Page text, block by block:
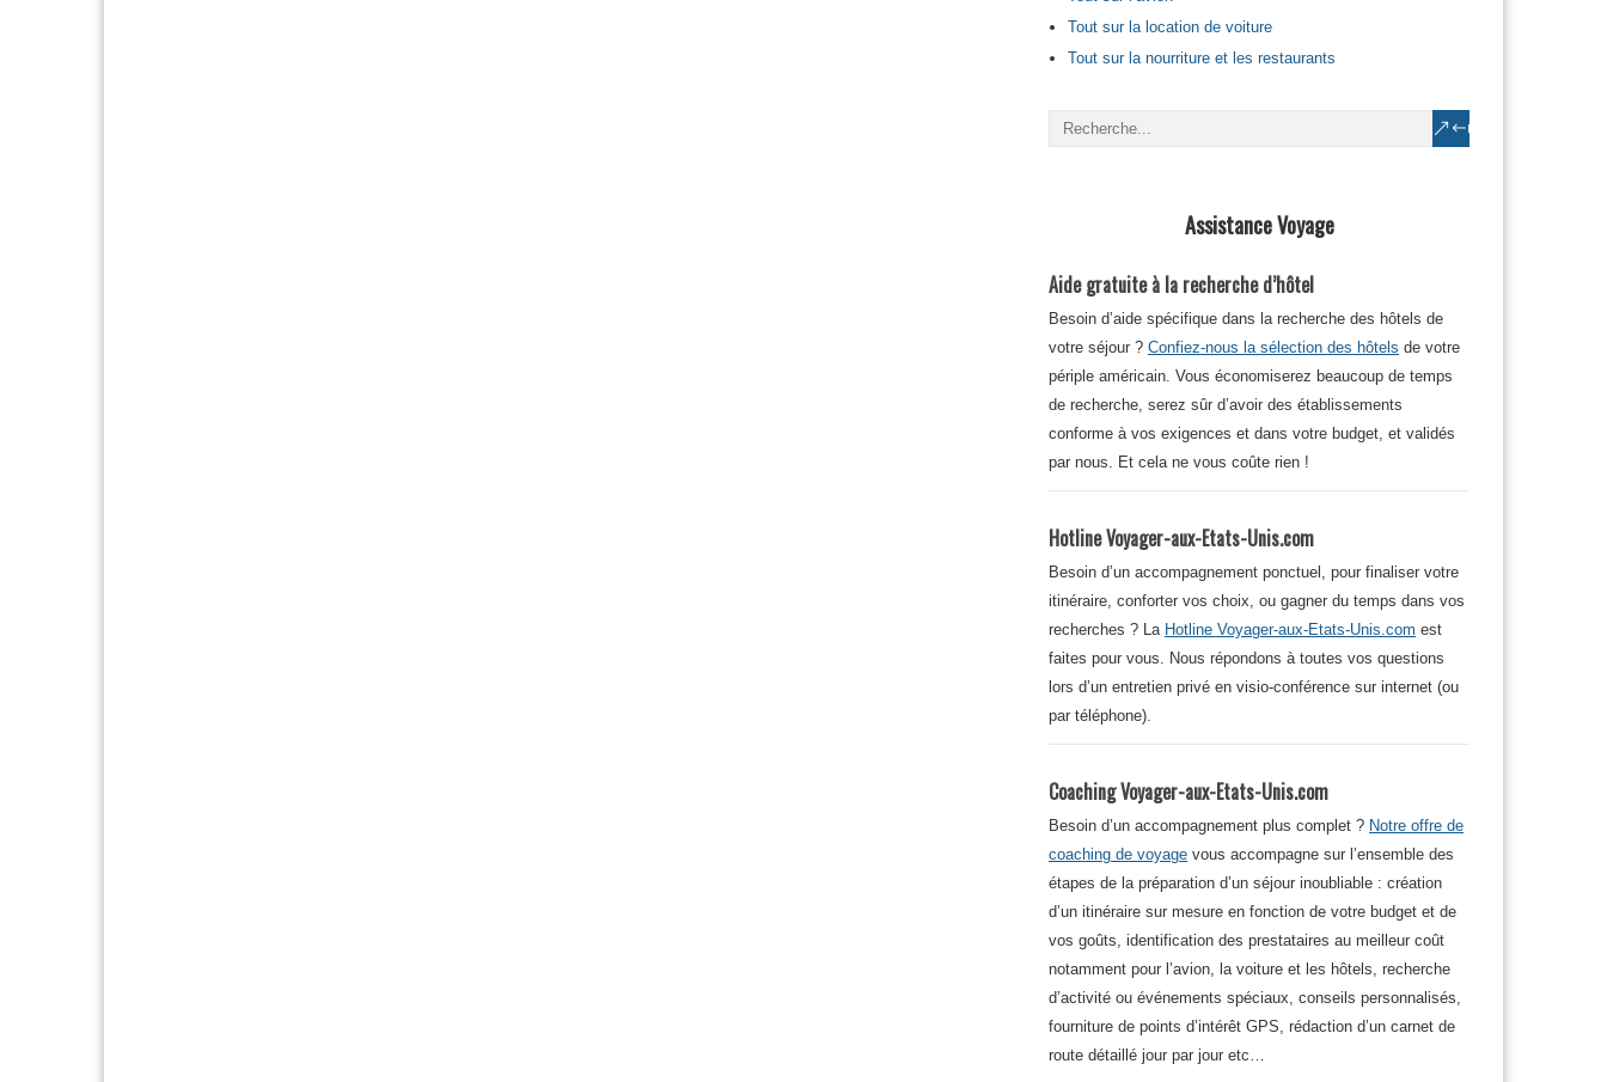
Tout sur la location de voiture
Tout sur la nourriture et les restaurants
Assistance Voyage
Aide gratuite à la recherche d’hôtel
Besoin d’aide spécifique dans la recherche des hôtels de
votre séjour ? Confiez-nous la sélection des hôtels de votre
périple américain. Vous économiserez beaucoup de temps
de recherche, serez sûr d’avoir des établissements
conforme à vos exigences et dans votre budget, et validés
par nous. Et cela ne vous coûte rien !
Hotline Voyager-aux-Etats-Unis.com
Besoin d’un accompagnement ponctuel, pour finaliser votre
itinéraire, conforter vos choix, ou gagner du temps dans vos
recherches ? La Hotline Voyager-aux-Etats-Unis.com est
faites pour vous. Nous répondons à toutes vos questions
lors d’un entretien privé en visio-conférence sur internet (ou
par téléphone).
Coaching Voyager-aux-Etats-Unis.com
Besoin d’un accompagnement plus complet ? Notre offre de
coaching de voyage vous accompagne sur l’ensemble des
étapes de la préparation d’un séjour inoubliable : création
d’un itinéraire sur mesure en fonction de votre budget et de
vos goûts, identification des prestataires au meilleur coût
notamment pour l’avion, la voiture et les hôtels, recherche
d’activité ou événements spéciaux, conseils personnalisés,
fourniture de points d’intérêt GPS, rédaction d’un carnet de
route détaillé jour par jour etc…